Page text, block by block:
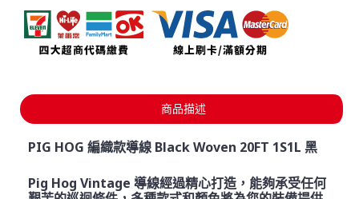
商品描述
PIG HOG 編織款導線 Black Woven 20FT 1S1L 黑
Pig Hog Vintage 導線經過精心打造，能夠承受任何